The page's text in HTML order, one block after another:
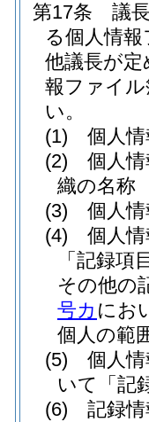
第17条
議
る個人情
他議長が
報ファイ
い。
(1)
個人
(2)
個人
織の名称
(3)
個人
(4)
個人
「記録項
その他の
号カ にお
個人の範
(5)
個人
いて「記
(6)
記録